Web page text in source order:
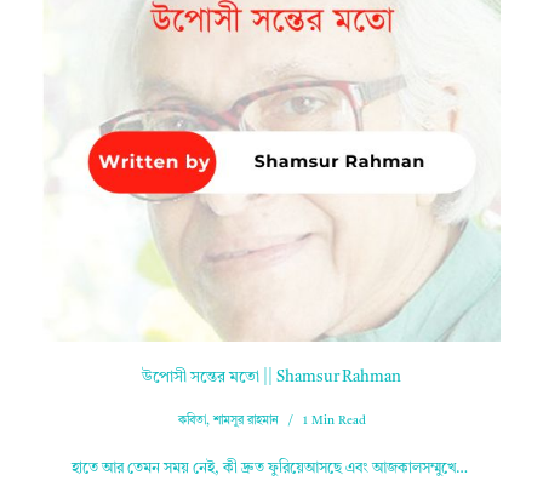
উপোসী সন্তের মতো || Shamsur Rahman
কবিতা,শামসুর রাহমান 1 Min Read
হাতে আর তেমন সময় নেই, কী দ্রুত ফুরিয়েআসছে এবং আজকালসম্মুখে…